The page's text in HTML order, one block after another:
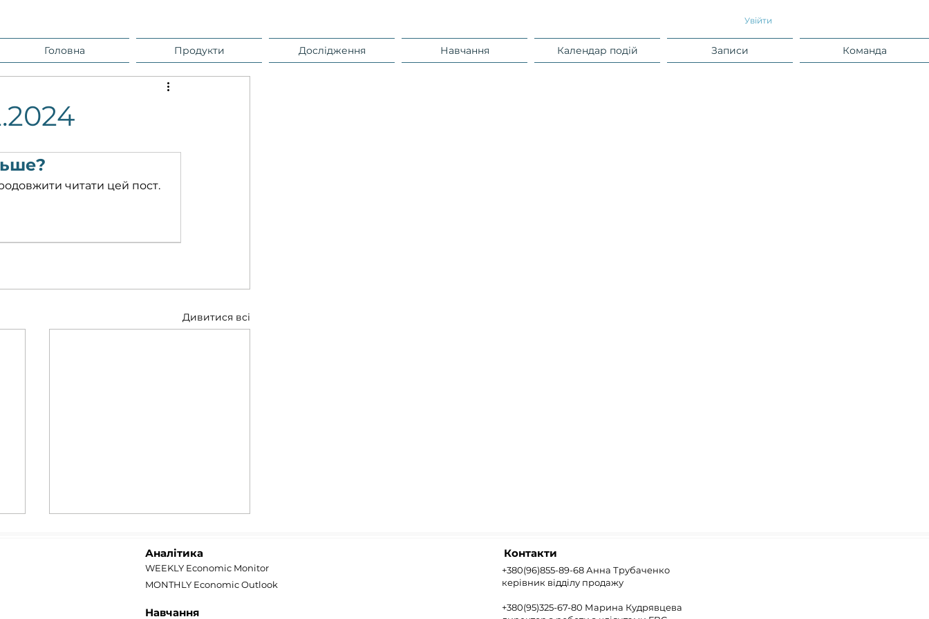
Увійти
Головна Продукти Дослідження Навчання Календар подій Записи Команда
читати цей пост.
Дивитися всі
Аналітика
WEEKLY Economic Monitor
MONTHLY Economic Outlook
Навчання
Контакти
+380(96)855-89-68 Анна Трубаченко
керівник відділу продажу
+380(95)325-67-80 Марина Кудрявцева